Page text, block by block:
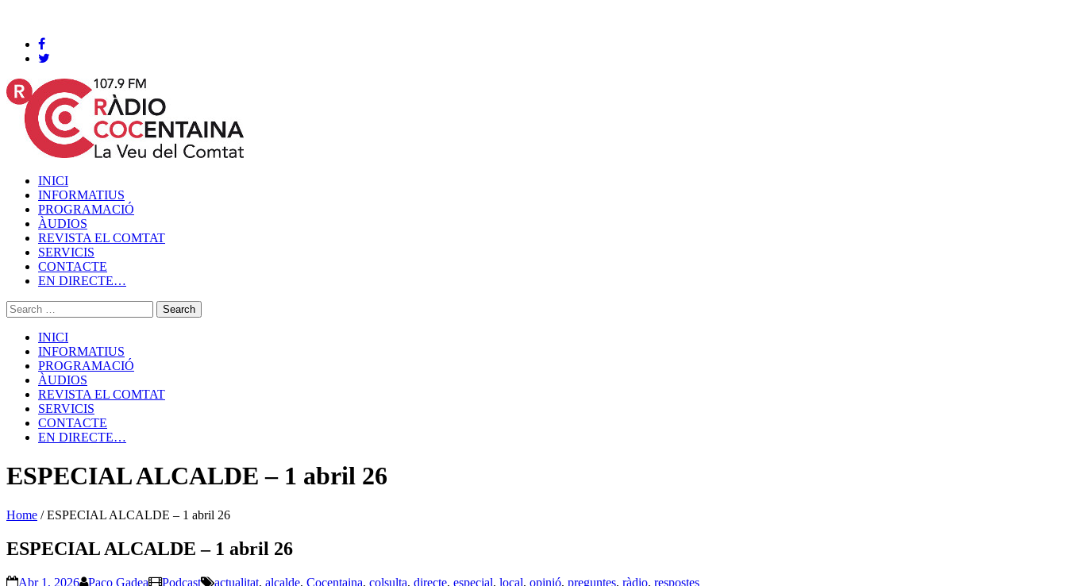
INICI
INFORMATIUS
PROGRAMACIÓ
ÀUDIOS
REVISTA EL COMTAT
SERVICIS
CONTACTE
EN DIRECTE…
INICI
INFORMATIUS
PROGRAMACIÓ
ÀUDIOS
REVISTA EL COMTAT
SERVICIS
CONTACTE
EN DIRECTE…
ESPECIAL ALCALDE – 1 abril 26
Home /ESPECIAL ALCALDE – 1 abril 26
ESPECIAL ALCALDE – 1 abril 26
Abr 1, 2026 Paco Gadea Podcast actualitat, alcalde, Cocentaina, colsulta, directe, especial, local, opinió, preguntes, ràdio, respostes